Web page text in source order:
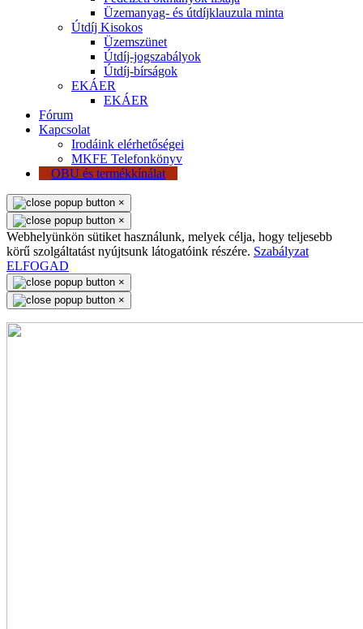
Üzemanyag- és útdíjklauzula minta
Útdíj Kisokos
Üzemszünet
Útdíj-jogszabályok
Útdíj-bírságok
EKÁER
EKÁER
Fórum
Kapcsolat
Irodáink elérhetőségei
MKFE Telefonkönyv
OBU és termékkínálat
×
×
Webhelyünkön sütiket használunk, melyek célja, hogy teljesebb
körű szolgáltatást nyújtsunk látogatóink részére. Szabályzat
ELFOGAD
×
×